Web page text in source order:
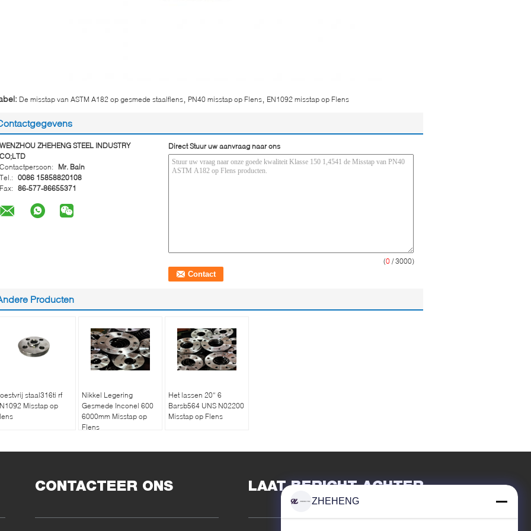
De misstap van ASTM A182 op gesmede staalflens PN40 misstap op Flens EN1092 misstap op Flens
WENZHOU ZHEHENG STEEL INDUSTRY
CO;LTD
Contactpersoon:
Mr. Bain
Tel.: 0086 15858820108
Fax: 86-577-86655371
Direct Stuur uw aanvraag naar ons
(0 / 3000)
Producten
staal316ti rf
Misstap op
Nikkel Legering
Gesmede Inconel 600
6000mm Misstap op
Flens
Het lassen 20“ 6
Barsb564 UNS N02200
Misstap op Flens
CONTACTEER ONS LAAT BERICHT ACHTER
ZHEHENG